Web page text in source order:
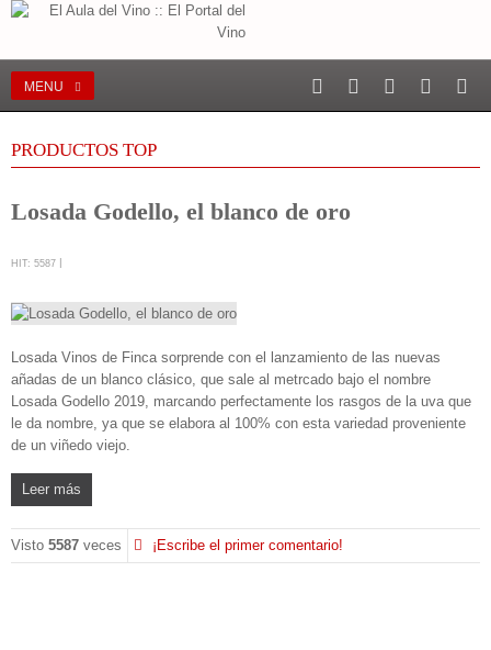
MENU
PRODUCTOS TOP
Losada Godello, el blanco de oro
HIT: 5587
Losada Vinos de Finca sorprende con el lanzamiento de las nuevas
añadas de un blanco clásico, que sale al metrcado bajo el nombre
Losada Godello 2019, marcando perfectamente los rasgos de la uva que
le da nombre, ya que se elabora al 100% con esta variedad proveniente
de un viñedo viejo.
Leer más
Visto 5587 veces ¡Escribe el primer comentario!